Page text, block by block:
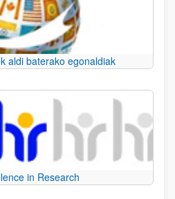
aldi baterako egonaldiak
in Research